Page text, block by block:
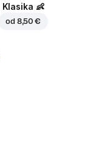
Klasika 👶
od 8,50 €